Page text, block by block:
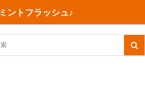
ミントフラッシュ♪